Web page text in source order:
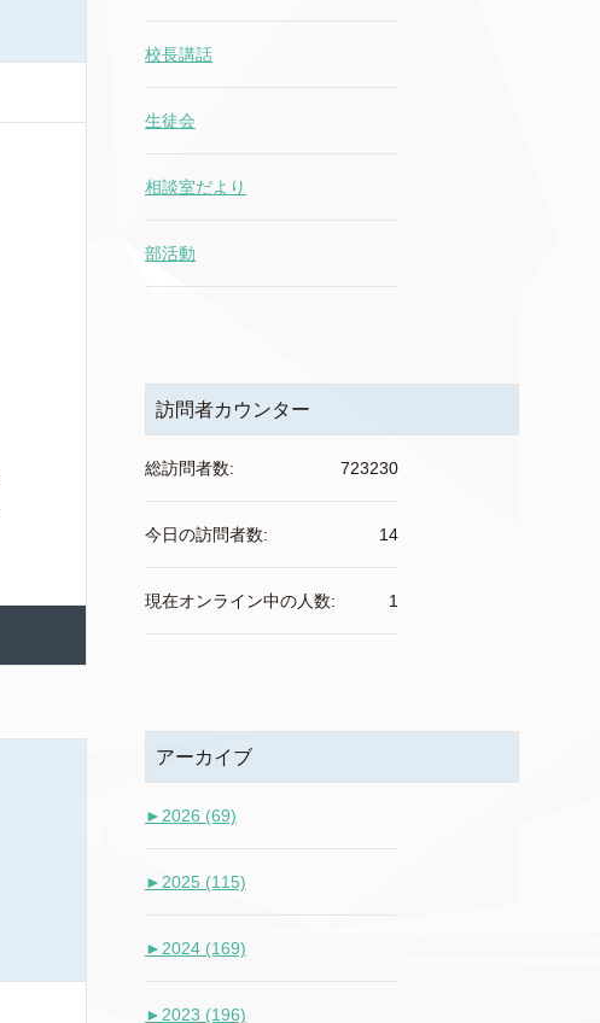
校長講話
生徒会
相談室だより
部活動
訪問者カウンター
723230
総訪問者数:
14
今日の訪問者数:
1
現在オンライン中の人数:
アーカイブ
► 2026 (69)
► 2025 (115)
► 2024 (169)
► 2023 (196)